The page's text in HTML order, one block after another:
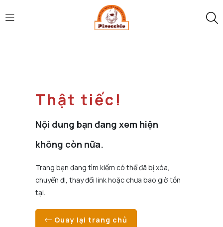
Thật tiếc!
Nội dung bạn đang xem hiện
không còn nữa.
Trang bạn đang tìm kiếm có thể đã bị xóa,
chuyển đi, thay đổi link hoặc chưa bao giờ tồn
tại.
Quay lại trang chủ